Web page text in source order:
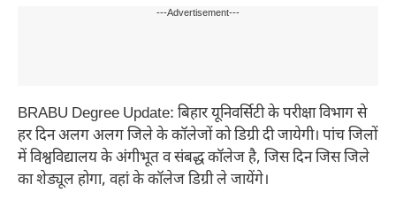
---Advertisement---
BRABU Degree Update: बिहार यूनिवर्सिटी के परीक्षा विभाग से
हर दिन अलग अलग जिले के कॉलेजों को डिग्री दी जायेगी। पांच जिलों
में विश्वविद्यालय के अंगीभूत व संबद्ध कॉलेज है, जिस दिन जिस जिले
का शेड्यूल होगा, वहां के कॉलेज डिग्री ले जायेंगे।